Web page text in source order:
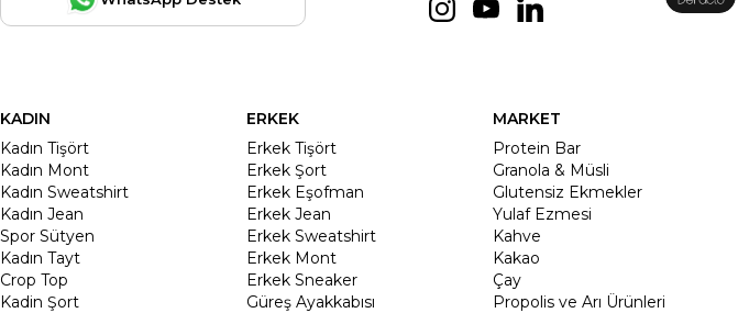
KADIN
Kadın Tişört
Kadın Mont
Kadın Sweatshirt
Kadın Jean
Spor Sütyen
Kadın Tayt
Crop Top
Kadin Şort
ERKEK
Erkek Tişört
Erkek Şort
Erkek Eşofman
Erkek Jean
Erkek Sweatshirt
Erkek Mont
Erkek Sneaker
Güreş Ayakkabısı
MARKET
Protein Bar
Granola & Müsli
Glutensiz Ekmekler
Yulaf Ezmesi
Kahve
Kakao
Çay
Propolis ve Arı Ürünleri